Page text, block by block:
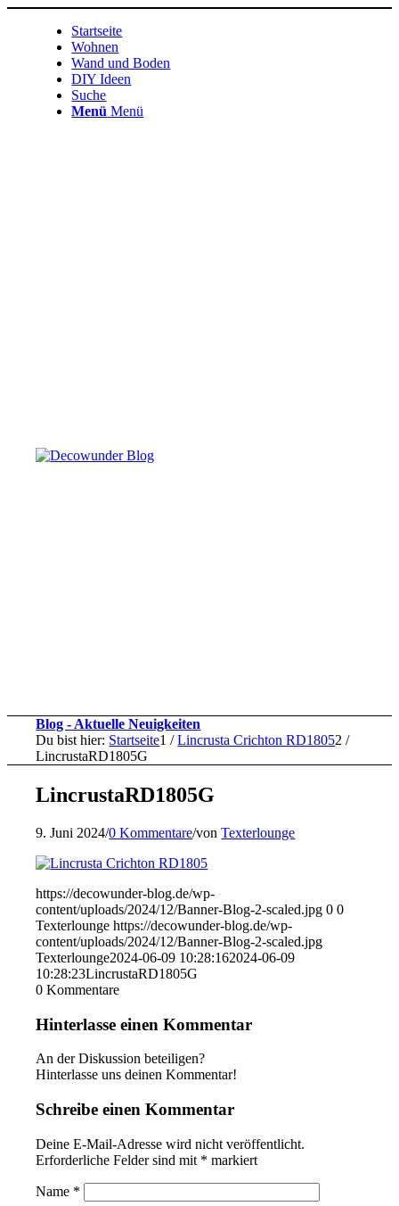
Startseite
Wohnen
Wand und Boden
DIY Ideen
Suche
Menü Menü
Blog - Aktuelle Neuigkeiten
Du bist hier: Startseite1 / Lincrusta Crichton RD18052 /
LincrustaRD1805G
LincrustaRD1805G
9. Juni 2024/0 Kommentare/vonTexterlounge
https://decowunder-blog.de/wp-
content/uploads/2024/12/Banner-Blog-2-scaled.jpg 0 0
Texterlounge https://decowunder-blog.de/wp-
content/uploads/2024/12/Banner-Blog-2-scaled.jpg
Texterlounge2024-06-09 10:28:162024-06-09
10:28:23LincrustaRD1805G
0 Kommentare
Hinterlasse einen Kommentar
An der Diskussion beteiligen?
Hinterlasse uns deinen Kommentar!
Schreibe einen Kommentar
Deine E-Mail-Adresse wird nicht veröffentlicht.
Erforderliche Felder sind mit * markiert
Name *